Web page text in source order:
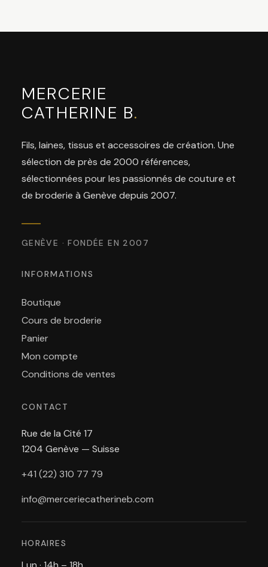
MERCERIE
CATHERINE B.
Fils, laines, tissus et accessoires de création. Une
sélection de près de 2000 références,
sélectionnées pour les passionnés de couture et
de broderie à Genève depuis 2007.
GENÈVE · FONDÉE EN 2007
INFORMATIONS
Boutique
Cours de broderie
Panier
Mon compte
Conditions de ventes
CONTACT
Rue de la Cité 17
1204 Genève — Suisse
+41 (22) 310 77 79
info@merceriecatherineb.com
HORAIRES